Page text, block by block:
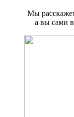
Мы
а вы сами